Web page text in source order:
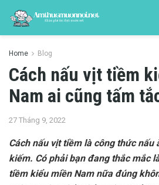
Home Blog
Cách nấu vịt tiềm
Nam ai cũng tấm
27 Tháng 9, 2022
Cách nấu vịt tiềm là công thức nấu
kiếm. Có phải bạn đang thắc mắc
tiềm kiểu miền Nam nữa đúng